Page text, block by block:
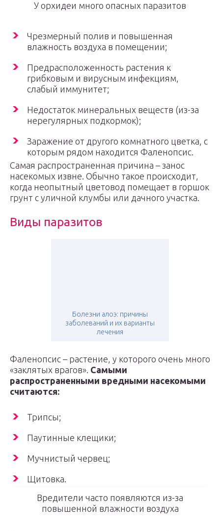
У орхидеи много опасных паразитов
Чрезмерный полив и повышенная
влажность воздуха в помещении;
Предрасположенность растения к
грибковым и вирусным инфекциям,
слабый иммунитет;
Недостаток минеральных веществ (из-за
нерегулярных подкормок);
Заражение от другого комнатного цветка, с
которым рядом находится Фаленопсис.
Самая распространенная причина – занос
насекомых извне. Обычно такое происходит,
когда неопытный цветовод помещает в горшок
грунт с уличной клумбы или дачного участка.
Виды паразитов
Болезни алоэ: причины
заболеваний и их варианты
лечения
Фаленопсис – растение, у которого очень много
«заклятых врагов». Самыми
распространенными вредными насекомыми
считаются:
Трипсы;
Паутинные клещики;
Мучнистый червец;
Щитовка.
Вредители часто появляются из-за
повышенной влажности воздуха